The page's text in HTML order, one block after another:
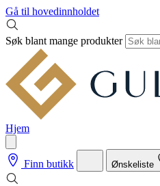
Gå til hovedinnholdet
Søk blant mange produkter
Hjem
Finn butikk Ønskeliste